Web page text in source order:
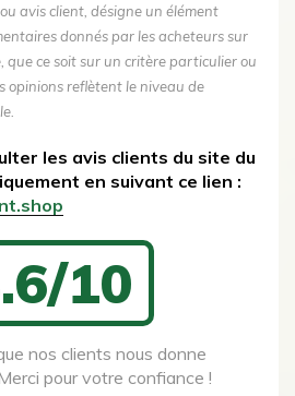
avis client, désigne un élément
donnés par les acheteurs sur
que ce soit sur un critère particulier ou
opinions reflètent le niveau de
les avis clients du site du
en suivant ce lien :
10
nos clients nous donne
pour votre confiance !